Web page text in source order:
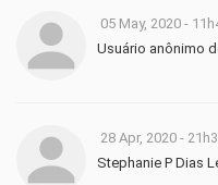
05 May, 2020 -
Usuário anônimo
28 Apr, 2020 -
Stephanie P Dias